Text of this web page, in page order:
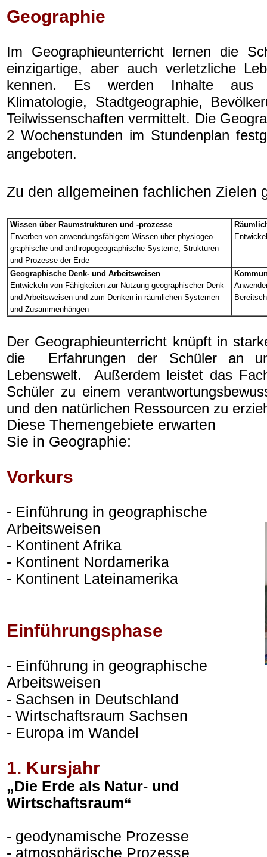
Geographie
Im Geographieunterricht lernen die
einzigartige, aber auch verletzliche
kennen. Es werden Inhalte aus
Klimatologie, Stadtgeographie,
Teilwissenschaften vermittelt. Die
2 Wochenstunden im Stundenplan
angeboten.
Zu den allgemeinen fachlichen Zielen
Wissen über Raumstrukturen und -prozesse
Erwerben von anwendungsfähigem Wissen über physiogeo-
graphische und anthropogeographische Systeme, Strukturen
und Prozesse der Erde
Geographische Denk- und Arbeitsweisen
Entwickeln von Fähigkeiten zur Nutzung geographischer Denk-
und Arbeitsweisen und zum Denken in räumlichen Systemen
und Zusammenhängen
Der Geographieunterricht knüpft in
die Erfahrungen der Schüler an
Lebenswelt. Außerdem leistet das
Schüler zu einem
und den natürlichen Ressourcen zu
Diese Themengebiete erwarten
Sie in Geographie:
Vorkurs
- Einführung in geographische
Arbeitsweisen
- Kontinent Afrika
- Kontinent Nordamerika
- Kontinent Lateinamerika
Einführungsphase
- Einführung in geographische
Arbeitsweisen
- Sachsen in Deutschland
- Wirtschaftsraum Sachsen
- Europa im Wandel
1. Kursjahr
„Die Erde als Natur- und
Wirtschaftsraum“
- geodynamische Prozesse
- atmosphärische Prozesse